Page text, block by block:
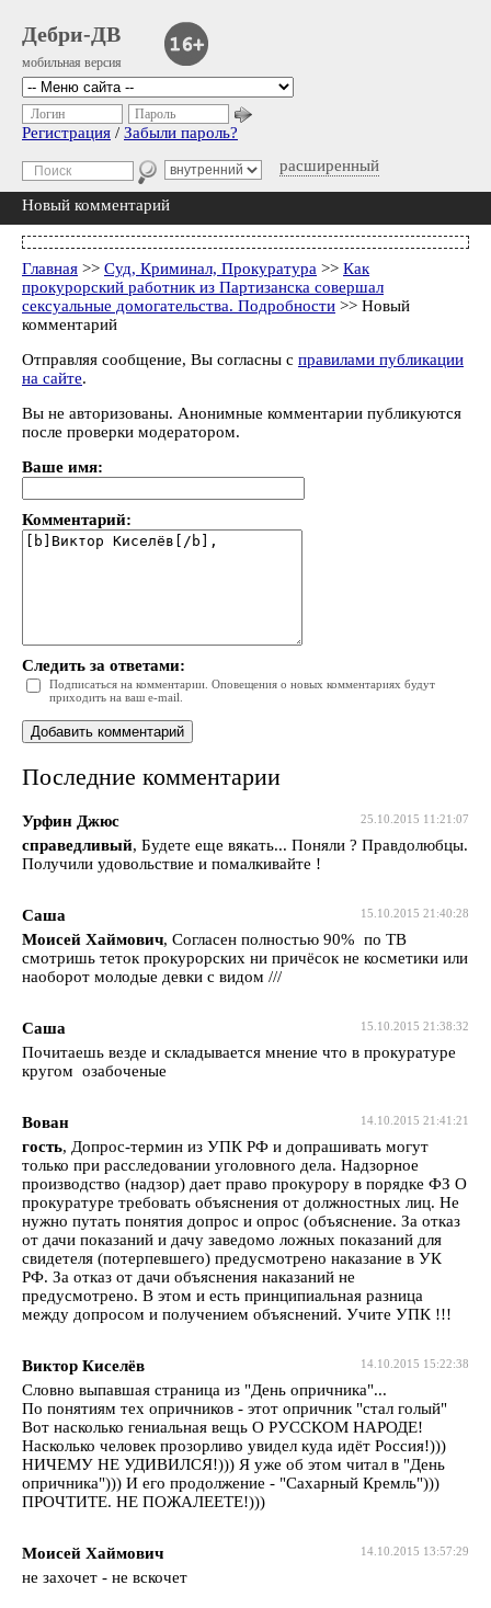
Дебри-ДВ
мобильная версия
расширенный
Логин Пароль
Регистрация / Забыли пароль?
Новый комментарий
Главная >> Суд, Криминал, Прокуратура >> Как
прокурорский работник из Партизанска совершал
сексуальные домогательства. Подробности >> Новый
комментарий
Отправляя сообщение, Вы согласны с правилами публикации
на сайте.
Вы не авторизованы. Анонимные комментарии публикуются
после проверки модератором.
Ваше имя:
Комментарий:
Следить за ответами:
Подписаться на комментарии. Оповещения о новых комментариях будут
приходить на ваш e-mail.
Последние комментарии
25.10.2015 11:21:07
Урфин Джюс
справедливый, Будете еще вякать... Поняли ? Правдолюбцы.
Получили удовольствие и помалкивайте !
15.10.2015 21:40:28
Саша
Моисей Хаймович, Согласен полностью 90% по ТВ
смотришь теток прокурорских ни причёсок не косметики или
наоборот молодые девки с видом ///
15.10.2015 21:38:32
Саша
Почитаешь везде и складывается мнение что в прокуратуре
кругом озабоченые
14.10.2015 21:41:21
Вован
гость, Допрос-термин из УПК РФ и допрашивать могут
только при расследовании уголовного дела. Надзорное
производство (надзор) дает право прокурору в порядке ФЗ О
прокуратуре требовать объяснения от должностных лиц. Не
нужно путать понятия допрос и опрос (объяснение. За отказ
от дачи показаний и дачу заведомо ложных показаний для
свидетеля (потерпевшего) предусмотрено наказание в УК
РФ. За отказ от дачи объяснения наказаний не
предусмотрено. В этом и есть принципиальная разница
между допросом и получением объяснений. Учите УПК !!!
14.10.2015 15:22:38
Виктор Киселёв
Словно выпавшая страница из "День опричника"...
По понятиям тех опричников - этот опричник "стал голый"
Вот насколько гениальная вещь О РУССКОМ НАРОДЕ!
Насколько человек прозорливо увидел куда идёт Россия!)))
НИЧЕМУ НЕ УДИВИЛСЯ!))) Я уже об этом читал в "День
опричника"))) И его продолжение - "Сахарный Кремль")))
ПРОЧТИТЕ. НЕ ПОЖАЛЕЕТЕ!)))
14.10.2015 13:57:29
Моисей Хаймович
не захочет - не вскочет